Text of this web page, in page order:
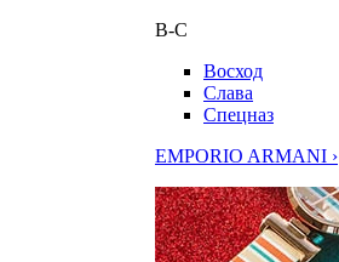
В-С
Восход
Слава
Спецназ
EMPORIO ARMANI ›